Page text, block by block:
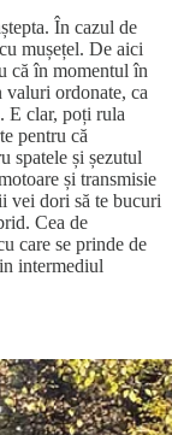
În cazul de
mușețel. De aici
că în momentul în
valuri ordonate, ca
E clar, poți rula
pentru că
spatele și șezutul
și transmisie
vei dori să te bucuri
Cea de
care se prinde de
intermediul